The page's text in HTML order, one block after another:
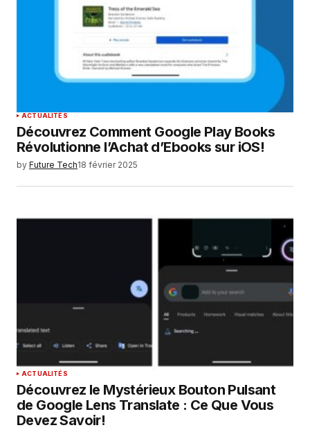
ACTUALITÉS
Découvrez Comment Google Play Books
Révolutionne l’Achat d’Ebooks sur iOS!
by Future Tech18 février 2025
ACTUALITÉS
Découvrez le Mystérieux Bouton Pulsant
de Google Lens Translate : Ce Que Vous
Devez Savoir!